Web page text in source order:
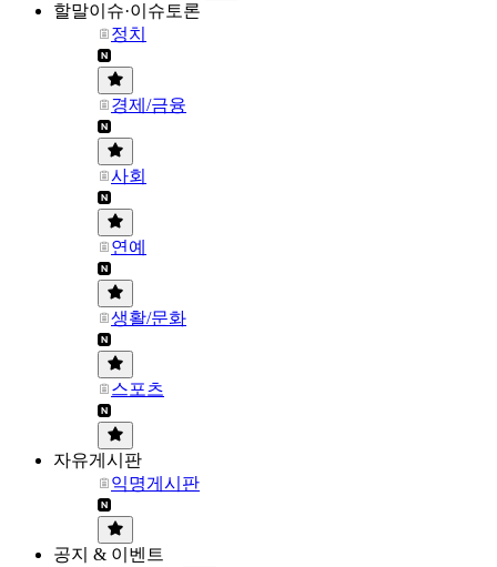
할말이슈·이슈토론
정치
경제/금융
사회
연예
생활/문화
스포츠
자유게시판
익명게시판
공지 & 이벤트